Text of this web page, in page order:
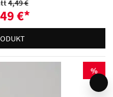
4,49 €
€*
%